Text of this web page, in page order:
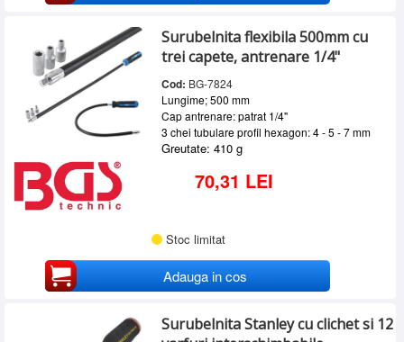
Surubelnita flexibila 500mm cu
trei capete, antrenare 1/4"
Cod: BG-7824
Lungime; 500 mm
Cap antrenare: patrat 1/4"
3 chei tubulare profil hexagon: 4 - 5 - 7 mm
Greutate: 410 g
70,31 LEI
Stoc limitat
Adauga in cos
Surubelnita Stanley cu clichet si 12